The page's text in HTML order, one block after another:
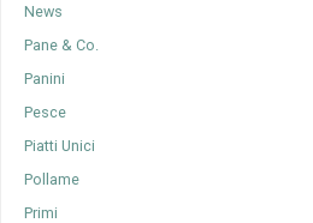
News
Pane & Co.
Panini
Pesce
Piatti Unici
Pollame
Primi